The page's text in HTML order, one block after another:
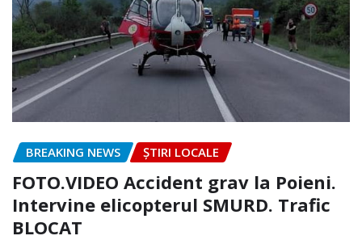
BREAKING NEWS ȘTIRI LOCALE
FOTO.VIDEO Accident grav la Poieni.
Intervine elicopterul SMURD. Trafic
BLOCAT